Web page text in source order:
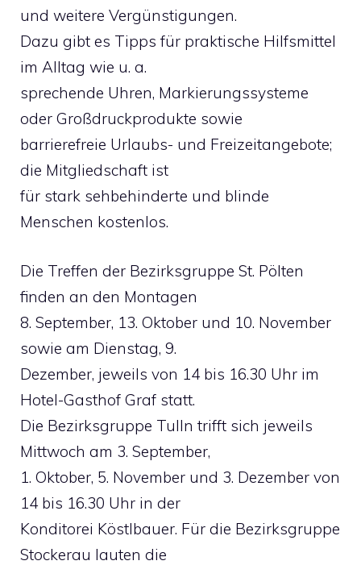
und weitere Vergünstigungen.
Dazu gibt es Tipps für praktische Hilfsmittel
im Alltag wie u. a.
sprechende Uhren, Markierungssysteme
oder Großdruckprodukte sowie
barrierefreie Urlaubs- und Freizeitangebote;
die Mitgliedschaft ist
für stark sehbehinderte und blinde
Menschen kostenlos.
Die Treffen der Bezirksgruppe St. Pölten
finden an den Montagen
8. September, 13. Oktober und 10. November
sowie am Dienstag, 9.
Dezember, jeweils von 14 bis 16.30 Uhr im
Hotel-Gasthof Graf statt.
Die Bezirksgruppe Tulln trifft sich jeweils
Mittwoch am 3. September,
1. Oktober, 5. November und 3. Dezember von
14 bis 16.30 Uhr in der
Konditorei Köstlbauer. Für die Bezirksgruppe
Stockerau lauten die